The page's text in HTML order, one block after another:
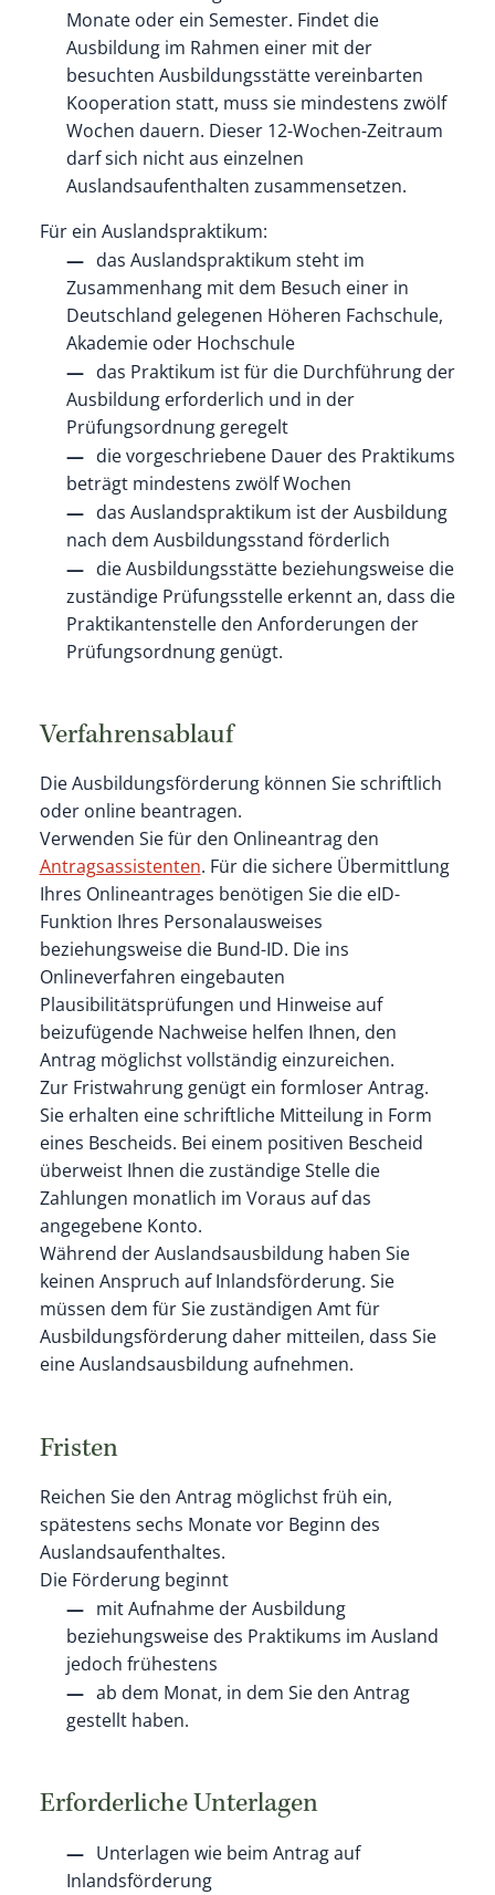
Monate oder ein Semester. Findet die
Ausbildung im Rahmen einer mit der
besuchten Ausbildungsstätte vereinbarten
Kooperation statt, muss sie mindestens zwölf
Wochen dauern. Dieser 12-Wochen-Zeitraum
darfsich nicht aus einzelnen
Auslandsaufenthalten zusammensetzen.
Für ein Auslandspraktikum:
das Auslandspraktikum steht im
Zusammenhang mit dem Besuch einer in
Deutschland gelegenen Höheren Fachschule,
Akademie oder Hochschule
das Praktikum ist für die Durchführung der
Ausbildung erforderlich und in der
Prüfungsordnung geregelt
die vorgeschriebene Dauer des Praktikums
beträgt mindestens zwölf Wochen
das Auslandspraktikum ist der Ausbildung
nach dem Ausbildungsstand förderlich
die Ausbildungsstätte beziehungsweise die
zuständige Prüfungsstelle erkennt an, dass die
Praktikantenstelle den Anforderungen der
Prüfungsordnung genügt.
Verfahrensablauf
Die Ausbildungsförderung können Sie schriftlich
oder online beantragen.
Verwenden Sie für den Onlineantrag den
Antragsassistenten. Für die sichere Übermittlung
Ihres Onlineantrages benötigen Sie die eID-
Funktion Ihres Personalausweises
beziehungsweise die Bund-ID. Die ins
Onlineverfahren eingebauten
Plausibilitätsprüfungen und Hinweise auf
beizufügende Nachweise helfen Ihnen, den
Antrag möglichst vollständig einzureichen.
Zur Fristwahrung genügt ein formloser Antrag.
Sie erhalten eine schriftliche Mitteilung in Form
eines Bescheids. Bei einem positiven Bescheid
überweist Ihnen die zuständige Stelle die
Zahlungen monatlich im Voraus auf das
angegebene Konto.
Während der Auslandsausbildung haben Sie
keinen Anspruch auf Inlandsförderung. Sie
müssen dem für Sie zuständigen Amt für
Ausbildungsförderung daher mitteilen, dass Sie
eine Auslandsausbildung aufnehmen.
Fristen
Reichen Sie den Antrag möglichst früh ein,
spätestens sechs Monate vor Beginn des
Auslandsaufenthaltes.
Die Förderung beginnt
mit Aufnahme der Ausbildung
beziehungsweise des Praktikums im Ausland
jedoch frühestens
ab dem Monat, in dem Sie den Antrag
gestellt haben.
Erforderliche Unterlagen
Unterlagen wie beim Antrag auf
Inlandsförderung